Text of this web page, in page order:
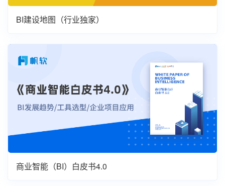
BI建设地图（行业独家）
商业智能（BI）白皮书4.0